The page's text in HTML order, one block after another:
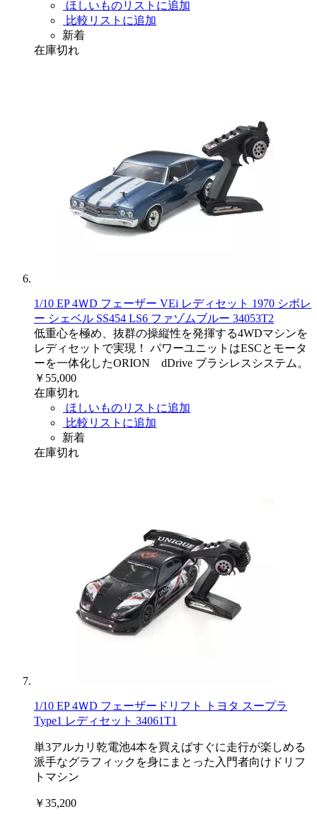
ほしいものリストに追加
比較リストに追加
新着
在庫切れ
1/10 EP 4ＷD フェーザー VEi レディセット 1970 シボレ
ー シェベル SS454 LS6 ファゾムブルー 34053T2
低重心を極め、抜群の操縦性を発揮する4WDマシンを
レディセットで実現！ パワーユニットはESCとモータ
ーを一体化したORION dDrive ブラシレスシステム。
￥55,000
在庫切れ
ほしいものリストに追加
比較リストに追加
新着
在庫切れ
1/10 EP 4ＷD フェーザードリフト トヨタ スープラ
Type1 レディセット 34061T1
単3アルカリ乾電池4本を買えばすぐに走行が楽しめる
派手なグラフィックを身にまとった入門者向けドリフ
トマシン
￥35,200